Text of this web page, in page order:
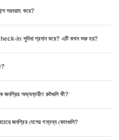
সরবরাহ করে?
in সুবিধা প্রদান করে? এটি কখন শুরু হয়?
অভ্যন্তরীণ রুটগুলি কী?
জনপ্রিয় দেশের গন্তব্য কোনগুলি?